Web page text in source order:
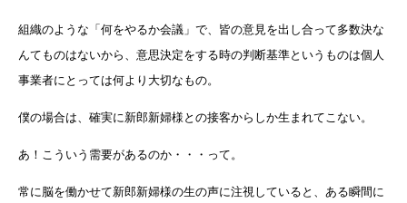
組織のような「何をやるか会議」で、皆の意見を出し合って多数決な
んてものはないから、意思決定をする時の判断基準というものは個人
事業者にとっては何より大切なもの。
僕の場合は、確実に新郎新婦様との接客からしか生まれてこない。
あ！こういう需要があるのか・・・って。
常に脳を働かせて新郎新婦様の生の声に注視していると、ある瞬間に